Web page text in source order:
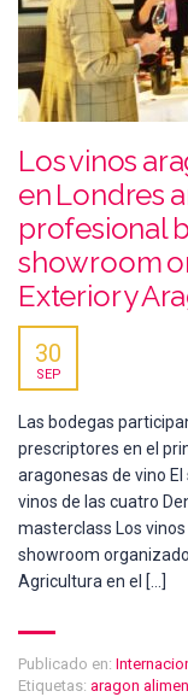
Los vinos
en Londres
profesional
showroom
Exterior y
30
SEP
Las bodegas
prescriptores en el
aragonesas de vino
vinos de las cuatro
masterclass Los
showroom
Agricultura en el […]
Publicado en:
Etiquetas: aragon